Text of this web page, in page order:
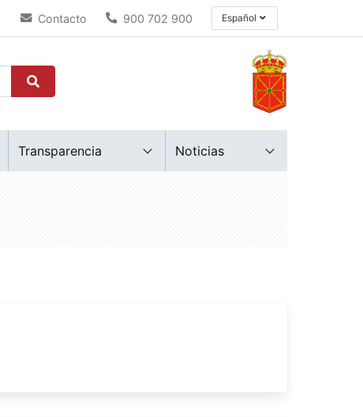
Contacto 900 702 900 Español
Transparencia Noticias